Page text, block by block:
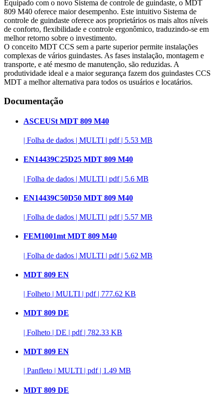
Equipado com o novo Sistema de controle de guindaste, o MDT
809 M40 oferece maior desempenho. Este intuitivo Sistema de
controle de guindaste oferece aos proprietários os mais altos níveis
de conforto, flexibilidade e controle ergonômico, traduzindo-se em
melhor retorno sobre o investimento.
O conceito MDT CCS sem a parte superior permite instalações
complexas de vários guindastes. As fases instalação, montagem e
transporte, e até mesmo de manutenção, são reduzidas. A
produtividade ideal e a maior segurança fazem dos guindastes CCS
MDT a melhor alternativa para todos os usuários e locatários.
Documentação
ASCEUSt MDT 809 M40
| Folha de dados | MULTI | pdf | 5.53 MB
EN14439C25D25 MDT 809 M40
| Folha de dados | MULTI | pdf | 5.6 MB
EN14439C50D50 MDT 809 M40
| Folha de dados | MULTI | pdf | 5.57 MB
FEM1001mt MDT 809 M40
| Folha de dados | MULTI | pdf | 5.62 MB
MDT 809 EN
| Folheto | MULTI | pdf | 777.62 KB
MDT 809 DE
| Folheto | DE | pdf | 782.33 KB
MDT 809 EN
| Panfleto | MULTI | pdf | 1.49 MB
MDT 809 DE